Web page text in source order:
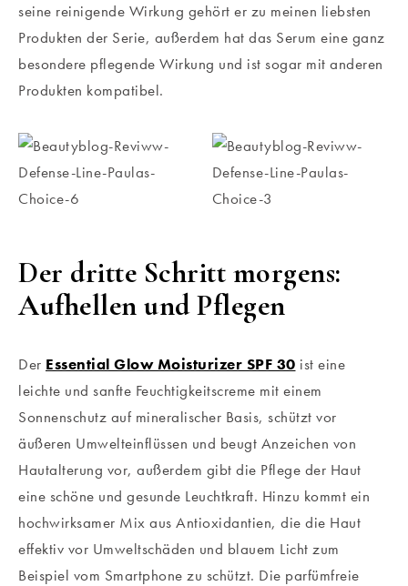
seine reinigende Wirkung gehört er zu meinen liebsten
Produkten der Serie, außerdem hat das Serum eine ganz
besondere pflegende Wirkung und ist sogar mit anderen
Produkten kompatibel.
Der dritte Schritt morgens:
Aufhellen und Pflegen
Der Essential Glow Moisturizer SPF 30 ist eine
leichte und sanfte Feuchtigkeitscreme mit einem
Sonnenschutz auf mineralischer Basis, schützt vor
äußeren Umwelteinflüssen und beugt Anzeichen von
Hautalterung vor, außerdem gibt die Pflege der Haut
eine schöne und gesunde Leuchtkraft. Hinzu kommt ein
hochwirksamer Mix aus Antioxidantien, die die Haut
effektiv vor Umweltschäden und blauem Licht zum
Beispiel vom Smartphone zu schützt. Die parfümfreie